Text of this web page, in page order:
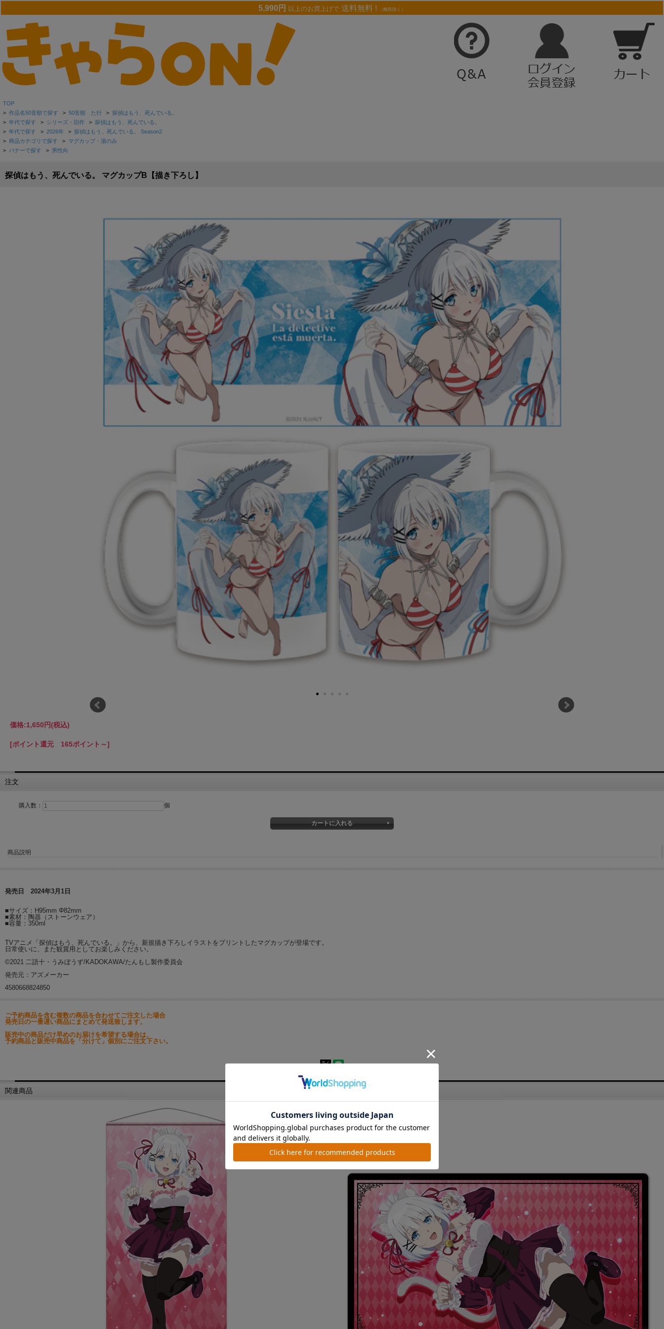
5,990円 以上のお買上げで 送料無料 ! （離島除く）
TOP
> 作品名50音順で探す > 50音順 た行 > 探偵はもう、死んでいる。
> 年代で探す > シリーズ・旧作 > 探偵はもう、死んでいる。
> 年代で探す > 2026年 > 探偵はもう、死んでいる。 Season2
> 商品カテゴリで探す > マグカップ・湯のみ
> バナーで探す > 男性向
探偵はもう、死んでいる。 マグカップB【描き下ろし】
価格:1,650円(税込)
[ポイント還元 165ポイント～]
注文
購入数： 個
商品説明
発売日 2024年3月1日
■サイズ：H95mm Φ82mm
■素材：陶器（ストーンウェア）
■容量：350ml
TVアニメ「探偵はもう、死んでいる。」から、新規描き下ろしイラストをプリントしたマグカップが登場です。
日常使いに、また観賞用としてお楽しみください。
©2021 二語十・うみぼうず/KADOKAWA/たんもし製作委員会
発売元：アズメーカー
4580668824850
ご予約商品を含む複数の商品を合わせてご注文した場合
発売日の一番遅い商品にまとめて発送致します。
販売中の商品だけ早めのお届けを希望する場合は、
予約商品と販売中商品を「分けて」個別にご注文下さい。
関連商品